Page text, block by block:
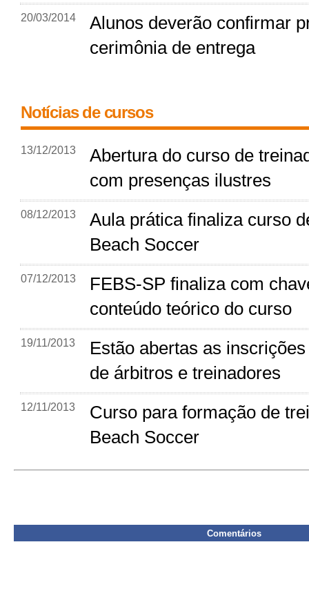
20/03/2014
Alunos deverão confirmar
cerimônia de entrega
Notícias de cursos
13/12/2013
Abertura do curso de
com presenças ilustres
08/12/2013
Aula prática finaliza curso
Beach Soccer
07/12/2013
FEBS-SP finaliza com
conteúdo teórico do curso
19/11/2013
Estão abertas as
de árbitros e treinadores
12/11/2013
Curso para formação de
Beach Soccer
Comentários